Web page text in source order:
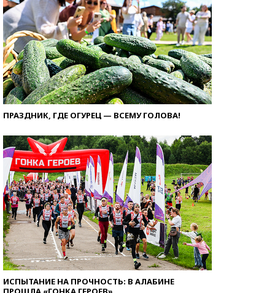
ПРАЗДНИК, ГДЕ ОГУРЕЦ — ВСЕМУ ГОЛОВА!
ИСПЫТАНИЕ НА ПРОЧНОСТЬ: В АЛАБИНЕ